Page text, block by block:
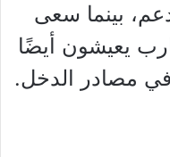
بينما سعى
يعيشون أيضًا
مصادر الدخل.